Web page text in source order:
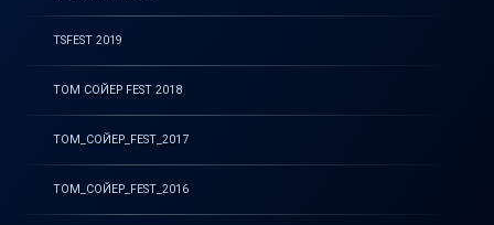
TSFEST 2019
ТОМ СОЙЕР FEST 2018
ТОМ_СОЙЕР_FEST_2017
ТОМ_СОЙЕР_FEST_2016